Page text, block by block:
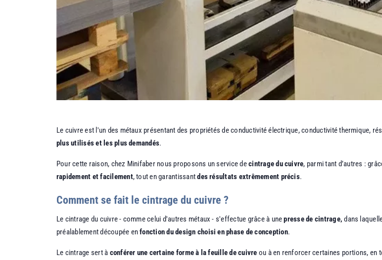
Le cuivre est l'un des métaux présentant des propriétés de conductivité électrique, conductivité thermique,
plus utilisés et les plus demandés.
Pour cette raison, chez Minifaber nous proposons un service decintrage du cuivre, parmi tant d’autres :
rapidement et facilement, tout en garantissantdes résultats extrêmement précis.
Comment se fait le cintrage du cuivre ?
Le cintrage du cuivre - comme celui d'autres métaux - s'effectue grâce à unepresse de cintrage, dans
préalablement découpée enfonction du design choisi en phase de conception.
Le cintrage sert à conférer une certaine forme à la feuille de cuivre ou à en renforcer certaines portions, en